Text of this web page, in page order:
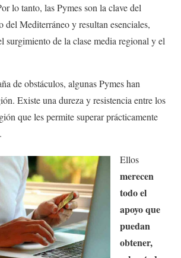
lo tanto, las Pymes son la clave del
del Mediterráneo y resultan esenciales,
surgimiento de la clase media regional y el
de obstáculos, algunas Pymes han
Existe una dureza y resistencia entre los
que les permite superar prácticamente
Ellos
merecen
todo el
apoyo que
puedan
obtener,